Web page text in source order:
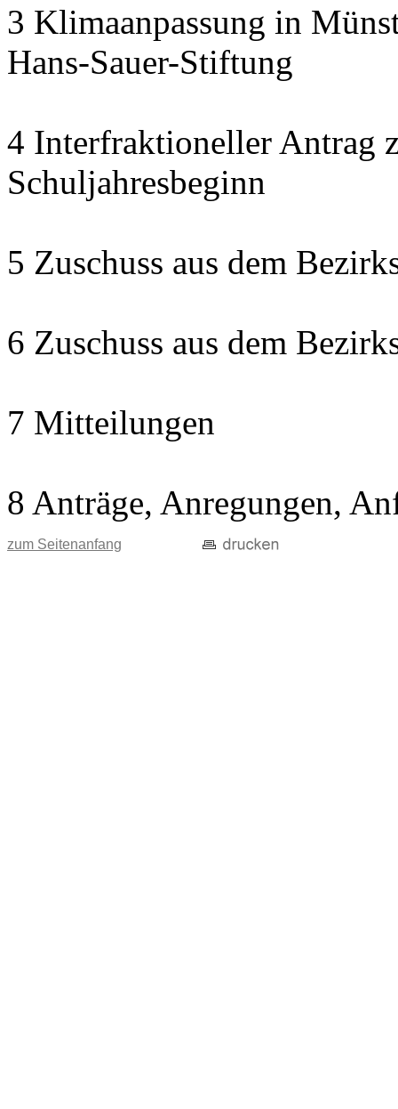
3 Klimaanpassung in
Hans-Sauer-Stiftung
4 Interfraktioneller Antrag
Schuljahresbeginn
5 Zuschuss aus dem
6 Zuschuss aus dem
7 Mitteilungen
8 Anträge, Anregungen,
zum Seitenanfang